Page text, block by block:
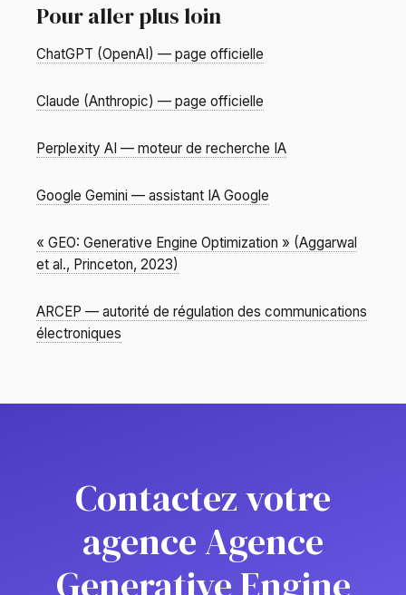
Pour aller plus loin
ChatGPT (OpenAI) — page officielle
Claude (Anthropic) — page officielle
Perplexity AI — moteur de recherche IA
Google Gemini — assistant IA Google
« GEO: Generative Engine Optimization » (Aggarwal
et al., Princeton, 2023)
ARCEP — autorité de régulation des communications
électroniques
Contactez votre
agence Agence
Generative Engine